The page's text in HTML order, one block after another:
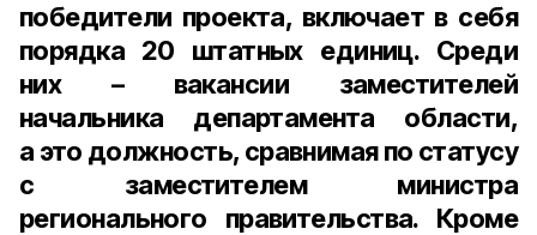
победители проекта, включает в себя
порядка 20 штатных единиц. Среди
них – вакансии заместителей
начальника департамента области,
а это должность, сравнимая по статусу
с заместителем министра
регионального правительства. Кроме